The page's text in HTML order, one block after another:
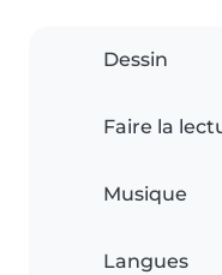
Dessin
Faire la
Musique
Langues